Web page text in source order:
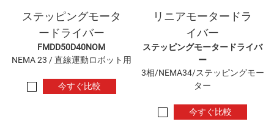
ステッピングモータ
ードライバー
FMDD50D40NOM
NEMA 23 / 直線運動ロボット用
今すぐ比較
リニアモータードラ
イバー
ステッピングモータードライバ
ー
3相/NEMA34/ステッピングモー
ター
今すぐ比較